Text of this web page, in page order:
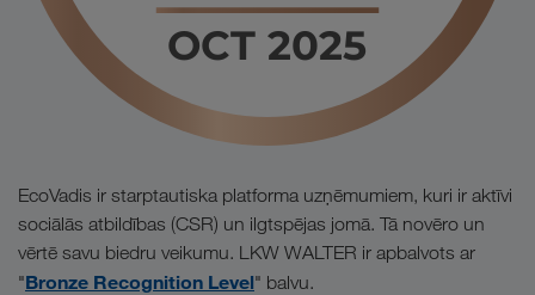
EcoVadis ir starptautiska platforma uzņēmumiem, kuri ir aktīvi
sociālās atbildības (CSR) un ilgtspējas jomā. Tā novēro un
vērtē savu biedru veikumu. LKW WALTER ir apbalvots ar
"Bronze Recognition Level" balvu.